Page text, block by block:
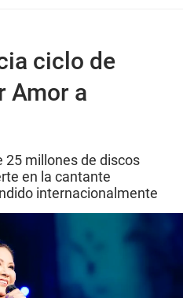
ciclo de
Amor a
25 millones de discos
en la cantante
internacionalmente